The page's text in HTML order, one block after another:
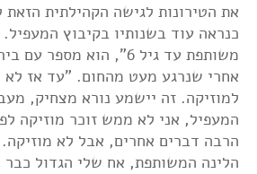
את הטירונות לגישה הקהילתית הזאת
כנראה עוד בשנותיו בקיבוץ המעפיל.
משותפת עד גיל 6", הוא
אחרי שנרגע מעט מהחום. "עד אז
למוזיקה. זה יישמע נורא מצחיק,
הרבה דברים אחרים, אבל לא
הלינה המשותפת, אח שלי הגדול כבר